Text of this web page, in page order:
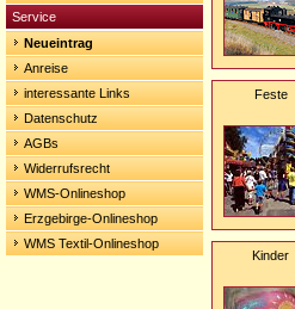
Service
Neueintrag
Anreise
interessante Links
Datenschutz
AGBs
Widerrufsrecht
WMS-Onlineshop
Erzgebirge-Onlineshop
WMS Textil-Onlineshop
Feste
Kinder